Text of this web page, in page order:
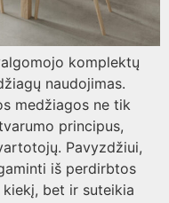
komplektų
naudojimas.
medžiagos ne tik
principus,
Pavyzdžiui,
iš perdirbtos
bet ir suteikia